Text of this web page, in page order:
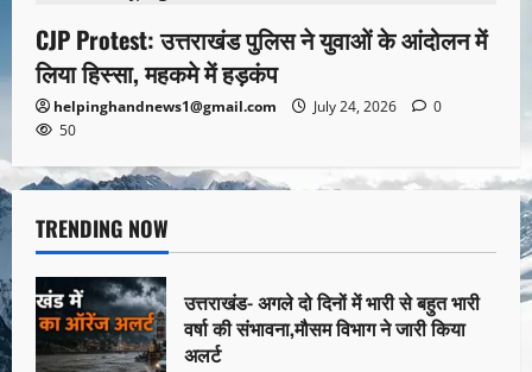
CJP Protest: उत्तराखंड पुलिस ने युवाओं के आंदोलन में
लिया हिस्सा, महकमे में हड़कंप
helpinghandnews1@gmail.com July 24, 2026
0
50
TRENDING NOW
उत्तराखंड- अगले दो दिनों में भारी से बहुत भारी
वर्षा की संभावना,मौसम विभाग ने जारी किया
अलर्ट